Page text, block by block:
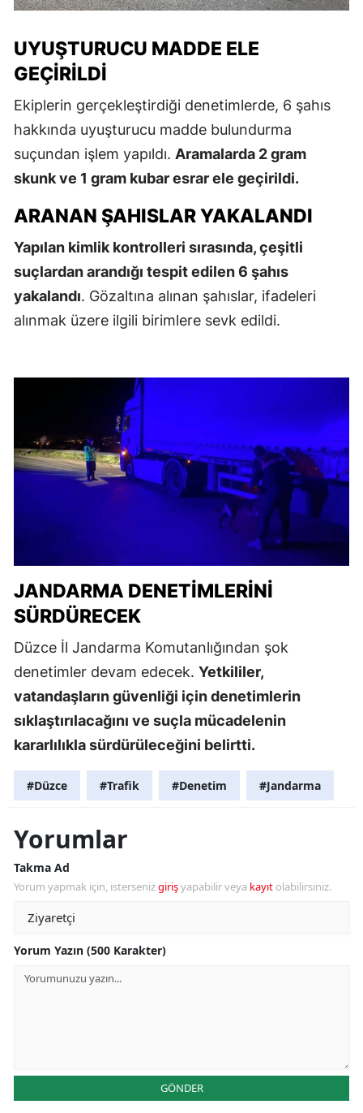
UYUŞTURUCU MADDE ELE
GEÇIRILDI
Ekiplerin gerçekleştirdiği denetimlerde, 6 şahıs
hakkında uyuşturucu madde bulundurma
suçundan işlem yapıldı. Aramalarda 2 gram
skunk ve 1 gram kubar esrar ele geçirildi.
ARANAN ŞAHISLAR YAKALANDI
Yapılan kimlik kontrolleri sırasında, çeşitli
suçlardan arandığı tespit edilen 6 şahıs
yakalandı. Gözaltına alınan şahıslar, ifadeleri
alınmak üzere ilgili birimlere sevk edildi.
JANDARMA DENETIMLERINI
SÜRDÜRECEK
Düzce İl Jandarma Komutanlığından şok
denetimler devam edecek. Yetkililer,
vatandaşların güvenliği için denetimlerin
sıklaştırılacağını ve suçla mücadelenin
kararlılıkla sürdürüleceğini belirtti.
#Düzce #Trafik #Denetim #Jandarma
Yorumlar
Takma Ad
Yorum yapmak için, istersenizgirişyapabilir veya kayıt olabilirsiniz.
Yorum Yazın (500 Karakter)
GÖNDER